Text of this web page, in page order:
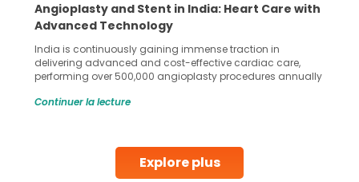
Explore plus
5 Essential Steps for Effective Human Sperm
Collection and Processing Methods
Human sperm collection and processing are critical steps
in advanced reproductive techniques like In Vitro
Fertilization (IVF) and intrauterine insemination (IUI). These
challenges and help couples achieve their dream of
collected, they process the
Continuer la lecture